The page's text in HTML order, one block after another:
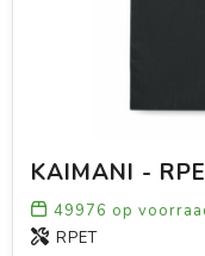
49976 op
RPET